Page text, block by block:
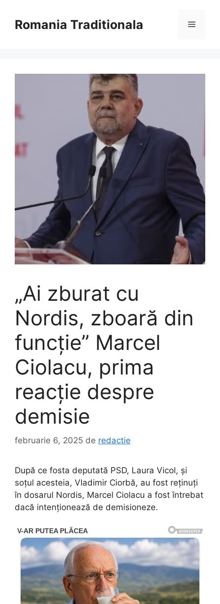
conținutRomania Traditionala Meniu
„Ai zburat cu
Nordis, zboară din
funcție” Marcel
Ciolacu, prima
reacție despre
demisie
februarie 6, 2025 de redactie
După ce fosta deputată PSD, Laura Vicol, și
soțul acesteia, Vladimir Ciorbă, au fost reținuți
în dosarul Nordis, Marcel Ciolacu a fost întrebat
dacă intenționează de demisioneze.